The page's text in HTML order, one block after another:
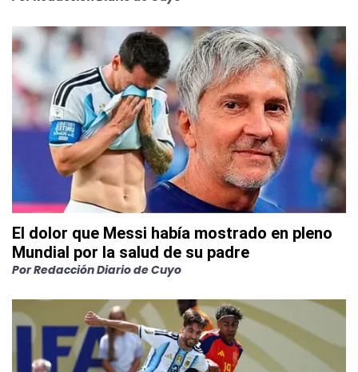
El dolor que Messi había mostrado en pleno
Mundial por la salud de su padre
PorRedacción Diario de Cuyo